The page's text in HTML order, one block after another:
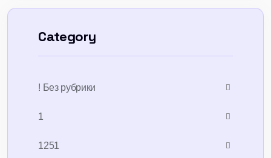
Category
! Без рубрики
1
1251